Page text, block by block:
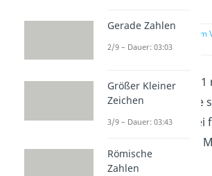
zur Stelle
(00:16)
Eine Million ist eine
und du schreibst sie
Jede Null steht dabei
. Eine
hoch 6.
Gerade Zahlen
2/9 – Dauer: 03:03
Größer Kleiner
Zeichen
3/9 – Dauer: 03:43
Römische
Zahlen